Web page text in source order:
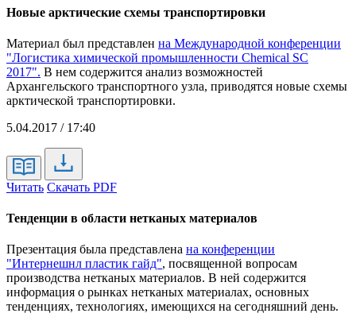
Новые арктические схемы транспортировки
Материал был представлен на Международной конференции
"Логистика химической промышленности Chemical SC
2017". В нем содержится анализ возможностей
Архангельского транспортного узла, приводятся новые схемы
арктической транспортировки.
5.04.2017 / 17:40
Читать Скачать PDF
Тенденции в области нетканых материалов
Презентация была представлена на конференции
"Интернешнл пластик гайд", посвященной вопросам
производства нетканых материалов. В ней содержится
информация о рынках нетканых материалах, основных
тенденциях, технологиях, имеющихся на сегодняшний день.